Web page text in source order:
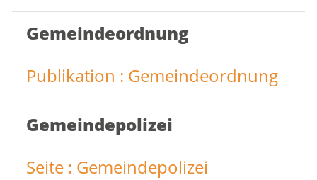
Gemeindeordnung
Publikation : Gemeindeordnung
Gemeindepolizei
Seite : Gemeindepolizei